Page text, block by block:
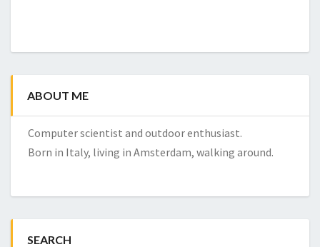
ABOUT ME
Computer scientist and outdoor enthusiast.
Born in Italy, living in Amsterdam, walking around.
SEARCH